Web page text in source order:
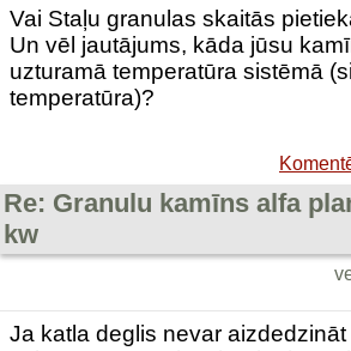
Vai Staļu granulas skaitās
Un vēl jautājums, kāda jūsu
uzturamā temperatūra sistēmā
temperatūra)?
Re: Granulu kamīns alfa
kw
Ja katla deglis nevar aizdedzināt